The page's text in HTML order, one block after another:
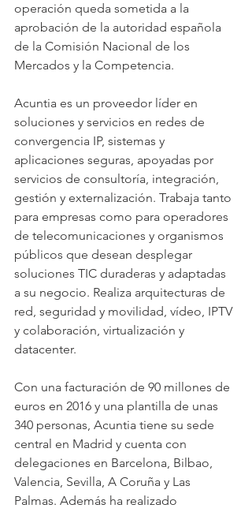
operación queda sometida a la
aprobación de la autoridad española
de la Comisión Nacional de los
Mercados y la Competencia.
Acuntia es un proveedor líder en
soluciones y servicios en redes de
convergencia IP, sistemas y
aplicaciones seguras, apoyadas por
servicios de consultoría, integración,
gestión y externalización. Trabaja tanto
para empresas como para operadores
de telecomunicaciones y organismos
públicos que desean desplegar
soluciones TIC duraderas y adaptadas
a su negocio. Realiza arquitecturas de
red, seguridad y movilidad, vídeo, IPTV
y colaboración, virtualización y
datacenter.
Con una facturación de 90 millones de
euros en 2016 y una plantilla de unas
340 personas, Acuntia tiene su sede
central en Madrid y cuenta con
delegaciones en Barcelona, Bilbao,
Valencia, Sevilla, A Coruña y Las
Palmas. Además ha realizado